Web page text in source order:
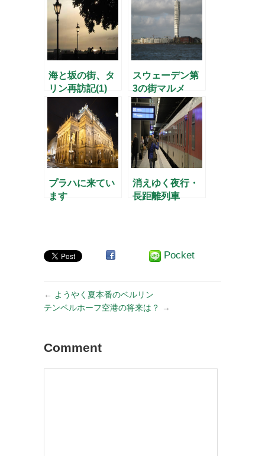
海と坂の街、タ
リン再訪記(1)
スウェーデン第
3の街マルメ
プラハに来てい
ます
消えゆく夜行・
長距離列車
Pocket
← ようやく夏本番のベルリン
テンペルホーフ空港の将来は？
→
Comment